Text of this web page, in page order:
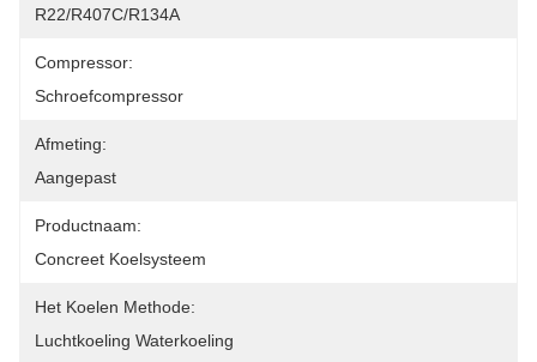
R22/R407C/R134A
Compressor:
Schroefcompressor
Afmeting:
Aangepast
Productnaam:
Concreet Koelsysteem
Het Koelen Methode:
Luchtkoeling Waterkoeling